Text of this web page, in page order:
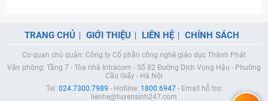
TRANG CHỦ GIỚI THIỆU LIÊN HỆ CHÍNH SÁCH
Cơ quan chủ quản: Công ty Cổ phần công nghệ giáo dục Thành Phát
Văn phòng: Tầng 7 - Tòa nhà Intracom - Số 82 Đường Dịch Vọng Hậu - Phường
Cầu Giấy - Hà Nội
Tel: 024.7300.7989 - Hotline: 1800.6947- Email hỗ trợ:
lienhe@tuyensinh247.com